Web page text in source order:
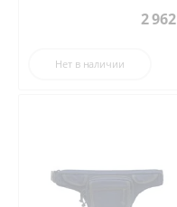
2 962
Нет в наличии